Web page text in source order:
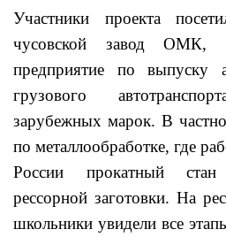
Участники проекта
чусовской завод ОМК,
предприятие по выпуску
грузового
зарубежных марок. В
по металлообработке, где
России прокатный стан
рессорной заготовки. На
школьники увидели все